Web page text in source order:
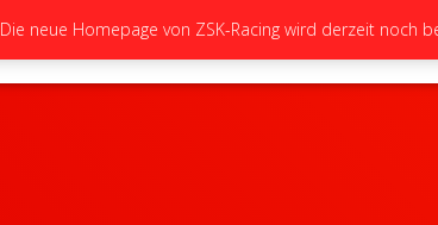
STARTSEITE
Die neue Homepage von ZSK-Racing wird derzeit